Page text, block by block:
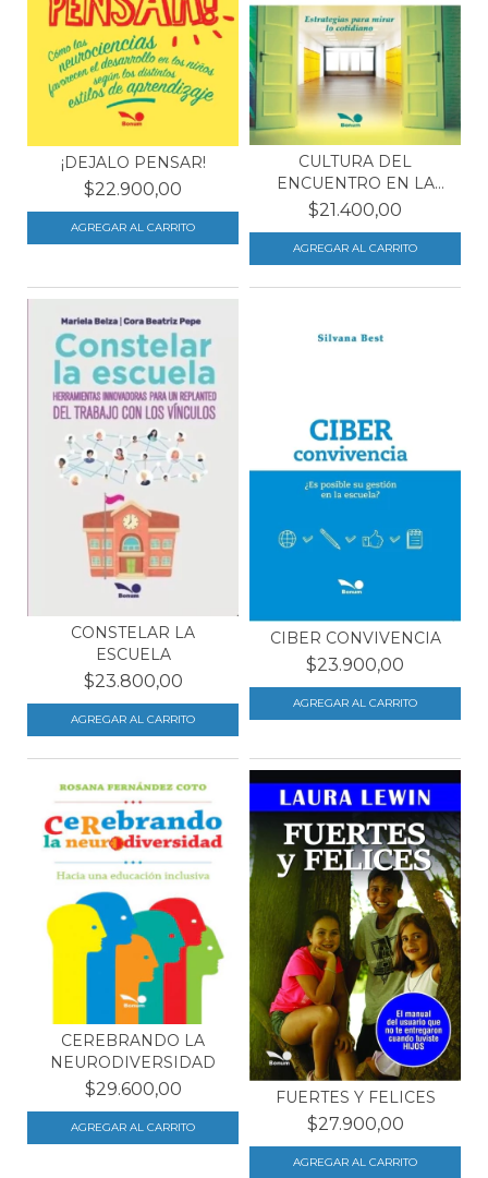
¡DEJALO PENSAR!
$22.900,00
CULTURA DEL
ENCUENTRO EN LA
ESCUELA
$21.400,00
CONSTELAR LA
ESCUELA
$23.800,00
CIBER CONVIVENCIA
$23.900,00
CEREBRANDO LA
NEURODIVERSIDAD
$29.600,00 FUERTES Y FELICES
$27.900,00